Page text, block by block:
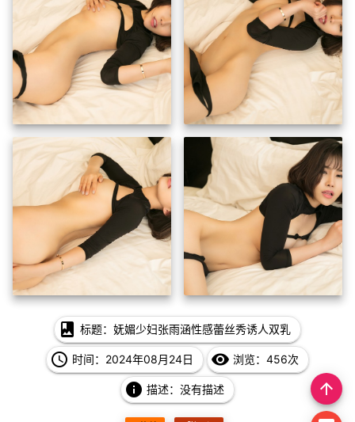
photo_album 标题：妩媚少妇张雨涵性感蕾丝秀诱人双乳
access_time 时间：2024年08月24日 remove_red_eye 浏览：456次
info 描述：没有描述
arrow_upward